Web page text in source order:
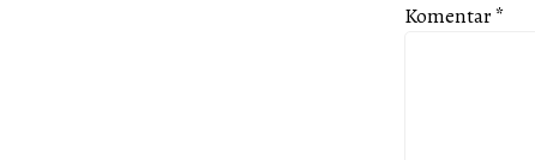
Komentar*